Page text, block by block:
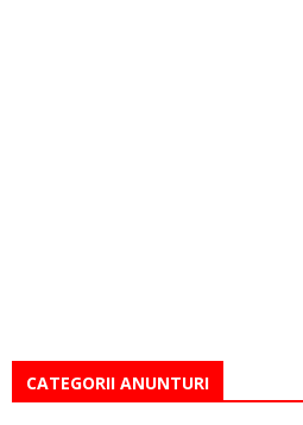
CATEGORII ANUNTURI